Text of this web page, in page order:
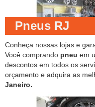
Pneus RJ
Conheça nossas lojas e
Você comprando pneu em
descontos em todos os
orçamento e adquira as
Janeiro.